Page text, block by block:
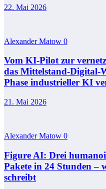
22. Mai 2026
Alexander Matow 0
Vom KI-Pilot zur
das Mittelstand-Digital-
Phase industrieller KI
21. Mai 2026
Alexander Matow 0
Figure AI: Drei
Pakete in 24 Stunden –
schreibt